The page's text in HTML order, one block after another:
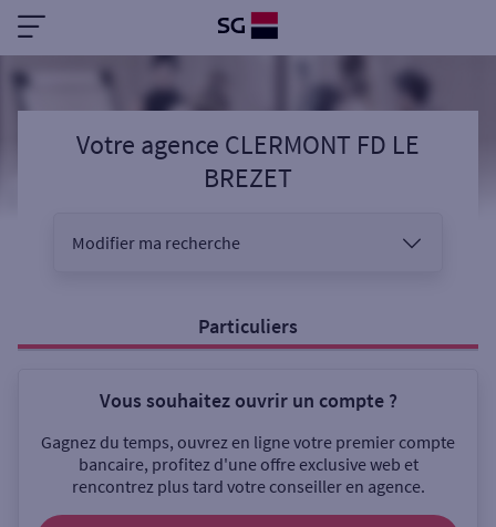
Votre agence CLERMONT FD LE
BREZET
Modifier ma recherche
Sélectionnez votre recherche
Ouverte le samedi
Particuliers
Vous souhaitez ouvrir un compte ?
Gagnez du temps, ouvrez en ligne votre premier compte
bancaire, profitez d'une offre exclusive web et
rencontrez plus tard votre conseiller en agence.